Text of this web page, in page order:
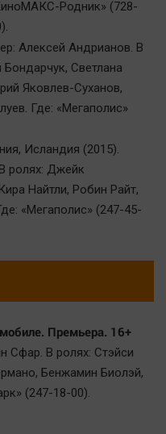
Родник» (728-
Алексей Андрианов. В
Светлана
Яковлев-Суханов,
Где: «Мегаполис»
Исландия (2015).
ролях: Джейк
Найтли, Робин Райт,
«Мегаполис» (247-45-
Премьера. 16+
Сфар. В ролях: Стэйси
Бенжамин Биолэй,
(247-18-00).